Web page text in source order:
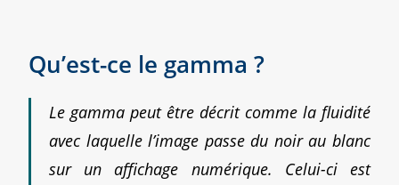
Qu’est-ce le gamma ?
Le gamma peut être décrit comme la fluidité
avec laquelle l’image passe du noir au blanc
sur un affichage numérique. Celui-ci est